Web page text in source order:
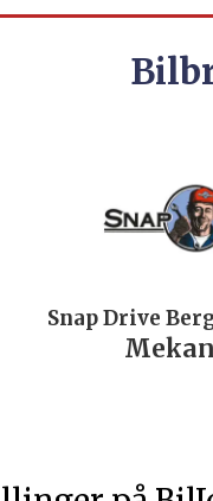
Snap Drive Bergen
Mekaniker